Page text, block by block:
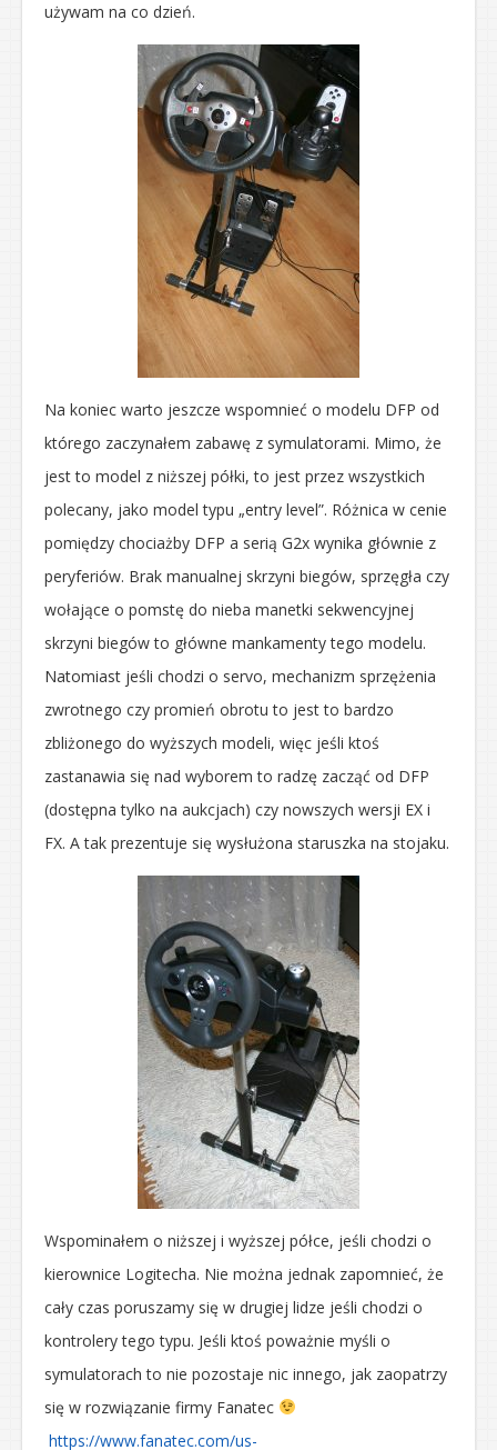
używam na co dzień.
Na koniec warto jeszcze wspomnieć o modelu DFP od
którego zaczynałem zabawę z symulatorami. Mimo, że
jest to model z niższej półki, to jest przez wszystkich
polecany, jako model typu „entry level”. Różnica w cenie
pomiędzy chociażby DFP a serią G2x wynika głównie z
peryferiów. Brak manualnej skrzyni biegów, sprzęgła czy
wołające o pomstę do nieba manetki sekwencyjnej
skrzyni biegów to główne mankamenty tego modelu.
Natomiast jeśli chodzi o servo, mechanizm sprzężenia
zwrotnego czy promień obrotu to jest to bardzo
zbliżonego do wyższych modeli, więc jeśli ktoś
zastanawia się nad wyborem to radzę zacząć od DFP
(dostępna tylko na aukcjach) czy nowszych wersji EX i
FX. A tak prezentuje się wysłużona staruszka na stojaku.
Wspominałem o niższej i wyższej półce, jeśli chodzi o
kierownice Logitecha. Nie można jednak zapomnieć, że
cały czas poruszamy się w drugiej lidze jeśli chodzi o
kontrolery tego typu. Jeśli ktoś poważnie myśli o
symulatorach to nie pozostaje nic innego, jak zaopatrzy
się w rozwiązanie firmy Fanatec
https://www.fanatec.com/us-